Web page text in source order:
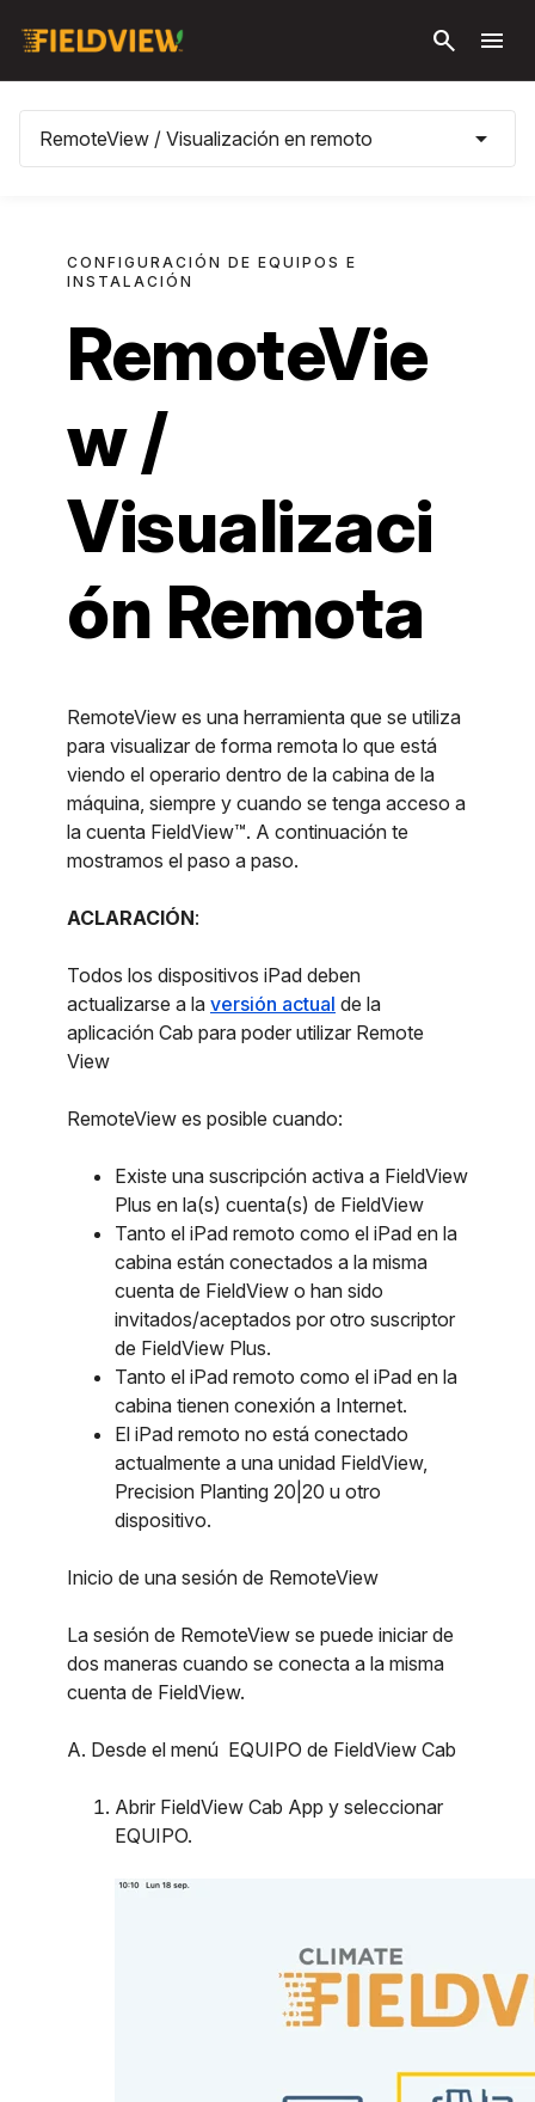
contenido
search menu
RemoteView / Visualización en remoto arrow_drop_down
CONFIGURACIÓN DE EQUIPOS E
INSTALACIÓN
RemoteVie
w /
Visualizaci
ón Remota
RemoteView es una herramienta que se utiliza
para visualizar de forma remota lo que está
viendo el operario dentro de la cabina de la
máquina, siempre y cuando se tenga acceso a
la cuenta FieldView™. A continuación te
mostramos el paso a paso.
ACLARACIÓN:
Todos los dispositivos iPad deben
actualizarse a la versión actual de la
aplicación Cab para poder utilizar Remote
View
RemoteView es posible cuando:
Existe una suscripción activa a FieldView
Plus en la(s) cuenta(s) de FieldView
Tanto el iPad remoto como el iPad en la
cabina están conectados a la misma
cuenta de FieldView o han sido
invitados/aceptados por otro suscriptor
de FieldView Plus.
Tanto el iPad remoto como el iPad en la
cabina tienen conexión a Internet.
El iPad remoto no está conectado
actualmente a una unidad FieldView,
Precision Planting 20|20 u otro
dispositivo.
Inicio de una sesión de RemoteView
La sesión de RemoteView se puede iniciar de
dos maneras cuando se conecta a la misma
cuenta de FieldView.
A. Desde el menú EQUIPO de FieldView Cab
Abrir FieldView Cab App y seleccionar
EQUIPO.